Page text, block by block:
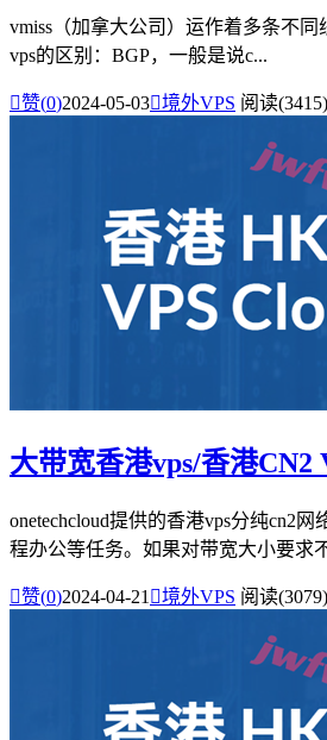
vmiss（加拿大公司）运作着多条不
vps的区别：BGP，一般是说c...
赞(0)2024-05-03境外VPS 阅读(3415)
大带宽香港vps/香港CN2
onetechcloud提供的香港vps分纯cn2
程办公等任务。如果对带宽大小要求
赞(0)2024-04-21 境外VPS 阅读(3079)